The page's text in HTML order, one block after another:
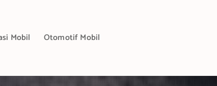
Mobil Otomotif Mobil